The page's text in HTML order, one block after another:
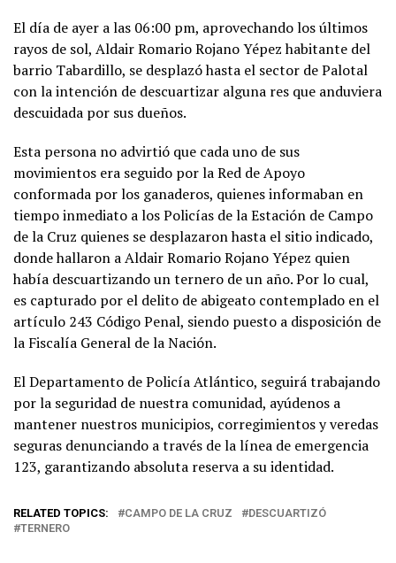
El día de ayer a las 06:00 pm, aprovechando los últimos
rayos de sol, Aldair Romario Rojano Yépez habitante del
barrio Tabardillo, se desplazó hasta el sector de Palotal
con la intención de descuartizar alguna res que anduviera
descuidada por sus dueños.
Esta persona no advirtió que cada uno de sus
movimientos era seguido por la Red de Apoyo
conformada por los ganaderos, quienes informaban en
tiempo inmediato a los Policías de la Estación de Campo
de la Cruz quienes se desplazaron hasta el sitio indicado,
donde hallaron a Aldair Romario Rojano Yépez quien
había descuartizando un ternero de un año. Por lo cual,
es capturado por el delito de abigeato contemplado en el
artículo 243 Código Penal, siendo puesto a disposición de
la Fiscalía General de la Nación.
El Departamento de Policía Atlántico, seguirá trabajando
por la seguridad de nuestra comunidad, ayúdenos a
mantener nuestros municipios, corregimientos y veredas
seguras denunciando a través de la línea de emergencia
123, garantizando absoluta reserva a su identidad.
RELATED TOPICS: CAMPO DE LA CRUZ
DESCUARTIZÓ
TERNERO